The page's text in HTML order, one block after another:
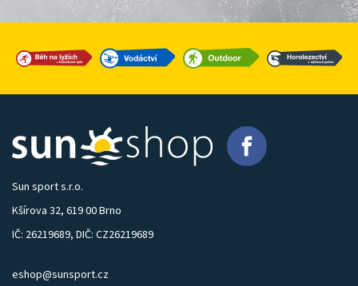
Sun sport s.r.o.
Kšírova 32, 619 00 Brno
IČ: 26219689, DIČ: CZ26219689
eshop@sunsport.cz